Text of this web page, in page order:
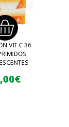
VIT C 36
,00€